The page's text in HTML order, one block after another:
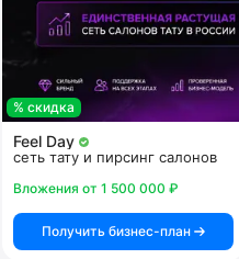
% скидка
Feel Day
сеть тату и пирсинг салонов
Вложения от 1 500 000 ₽
Получить бизнес-план